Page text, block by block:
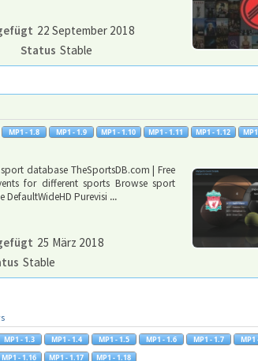
22 September 2018
Status Stable
database TheSportsDB.com | Free
for different sports Browse sport
Purevisi ...
25 März 2018
Stable